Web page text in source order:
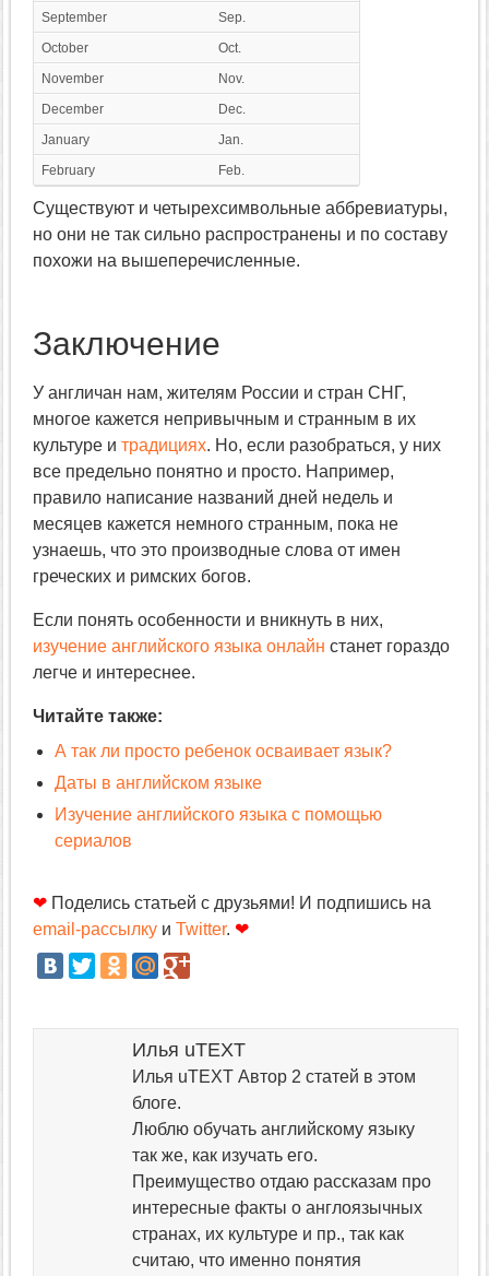
September
Sep.
October
Oct.
November
Nov.
December
Dec.
January
Jan.
February
Feb.
Существуют и четырехсимвольные аббревиатуры,
но они не так сильно распространены и по составу
похожи на вышеперечисленные.
Заключение
У англичан нам, жителям России и стран СНГ,
многое кажется непривычным и странным в их
культуре и традициях. Но, если разобраться, у них
все предельно понятно и просто. Например,
правило написание названий дней недель и
месяцев кажется немного странным, пока не
узнаешь, что это производные слова от имен
греческих и римских богов.
Если понять особенности и вникнуть в них,
изучение английского языка онлайн станет гораздо
легче и интереснее.
Читайте также:
А так ли просто ребенок осваивает язык?
Даты в английском языке
Изучение английского языка с помощью
сериалов
❤ Поделись статьей с друзьями! И подпишись на
email-рассылку и Twitter. ❤
Илья uTEXT
Илья uTEXT Автор 2 статей в этом
блоге.
Люблю обучать английскому языку
так же, как изучать его.
Преимущество отдаю рассказам про
интересные факты о англоязычных
странах, их культуре и пр., так как
считаю, что именно понятия